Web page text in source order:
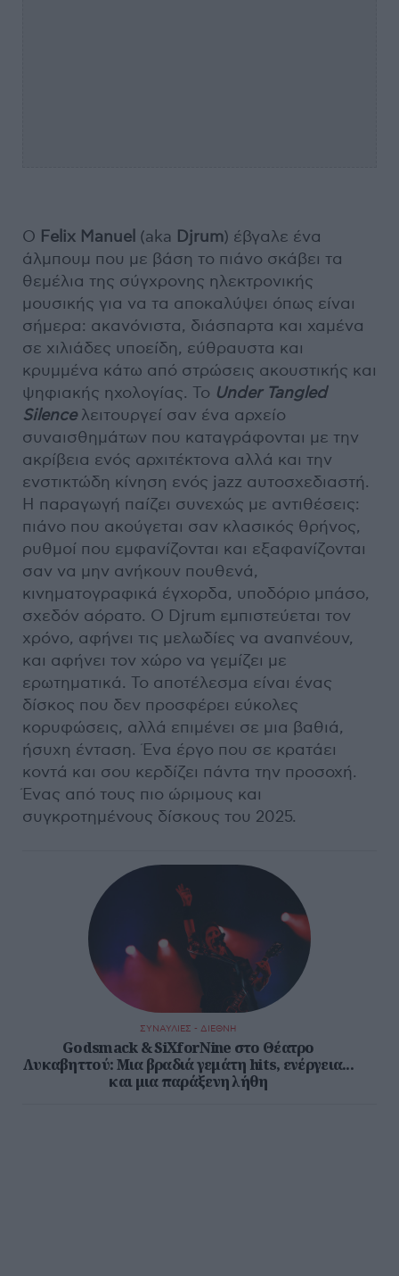
Ο Felix Manuel (aka Djrum) έβγαλε ένα
άλμπουμ που με βάση το πιάνο σκάβει τα
θεμέλια της σύγχρονης ηλεκτρονικής
μουσικής για να τα αποκαλύψει όπως είναι
σήμερα: ακανόνιστα, διάσπαρτα και χαμένα
σε χιλιάδες υποείδη, εύθραυστα και
κρυμμένα κάτω από στρώσεις ακουστικής και
ψηφιακής ηχολογίας. Το Under Tangled
Silenceλειτουργεί σαν ένα αρχείο
συναισθημάτων που καταγράφονται με την
ακρίβεια ενός αρχιτέκτονα αλλά και την
ενστικτώδη κίνηση ενός jazz αυτοσχεδιαστή.
Η παραγωγή παίζει συνεχώς με αντιθέσεις:
πιάνο που ακούγεται σαν κλασικός θρήνος,
ρυθμοί που εμφανίζονται και εξαφανίζονται
σαν να μην ανήκουν πουθενά,
κινηματογραφικά έγχορδα, υποδόριο μπάσο,
σχεδόν αόρατο. Ο Djrum εμπιστεύεται τον
χρόνο, αφήνει τις μελωδίες να αναπνέουν,
και αφήνει τον χώρο να γεμίζει με
ερωτηματικά. Το αποτέλεσμα είναι ένας
δίσκος που δεν προσφέρει εύκολες
κορυφώσεις, αλλά επιμένει σε μια βαθιά,
ήσυχη ένταση. Ένα έργο που σε κρατάει
κοντά και σου κερδίζει πάντα την προσοχή.
Ένας από τους πιο ώριμους και
συγκροτημένους δίσκους του 2025.
ΣΥΝΑΥΛΙΕΣ - ΔΙΕΘΝΗ
Godsmack & SiXforNine στο Θέατρο
Λυκαβηττού: Μια βραδιά γεμάτη hits, ενέργεια...
και μια παράξενη λήθη